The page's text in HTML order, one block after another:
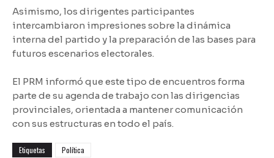
Asimismo, los dirigentes participantes
intercambiaron impresiones sobre la dinámica
interna del partido y la preparación de las bases para
futuros escenarios electorales.
El PRM informó que este tipo de encuentros forma
parte de su agenda de trabajo con las dirigencias
provinciales, orientada a mantener comunicación
con sus estructuras en todo el país.
Etiquetas Política